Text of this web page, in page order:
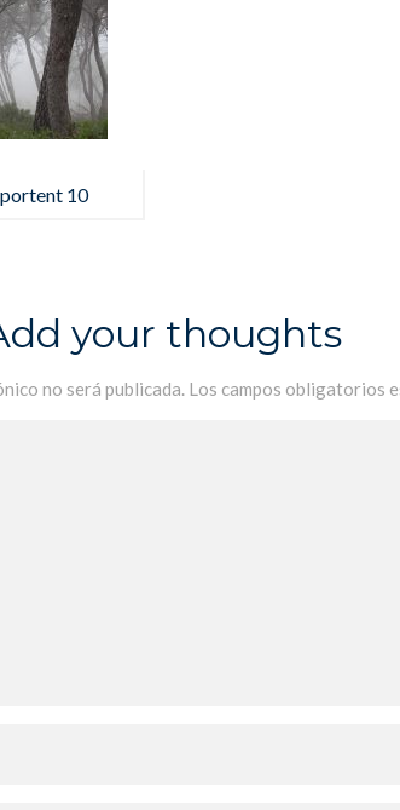
10
Jove 2022your thoughts
no será publicada. Los campos obligatorios